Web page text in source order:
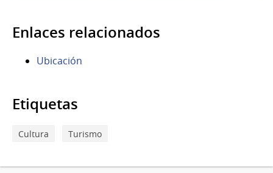
Enlaces relacionados
Ubicación
Etiquetas
Cultura Turismo